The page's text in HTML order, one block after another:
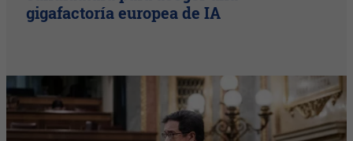
gigafactoría europea de IA